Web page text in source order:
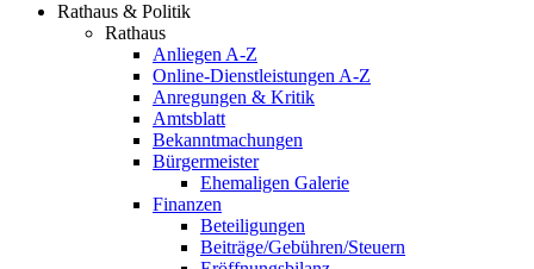
Rathaus & Politik
Rathaus
Anliegen A-Z
Online-Dienstleistungen A-Z
Anregungen & Kritik
Amtsblatt
Bekanntmachungen
Bürgermeister
Ehemaligen Galerie
Finanzen
Beteiligungen
Beiträge/Gebühren/Steuern